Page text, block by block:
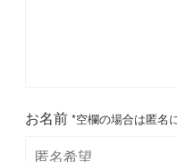
お名前 *空欄の場合は匿名